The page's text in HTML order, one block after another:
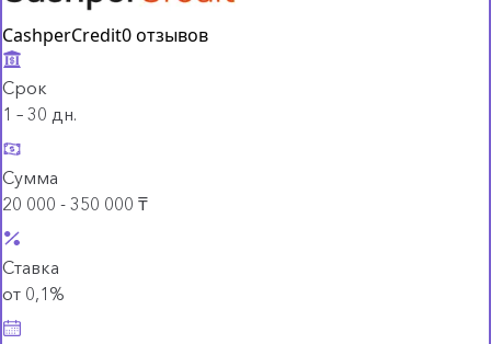
CashperCredit0 отзывов
Срок
1 – 30 дн.
Сумма
20 000 - 350 000 ₸
Ставка
от 0,1%